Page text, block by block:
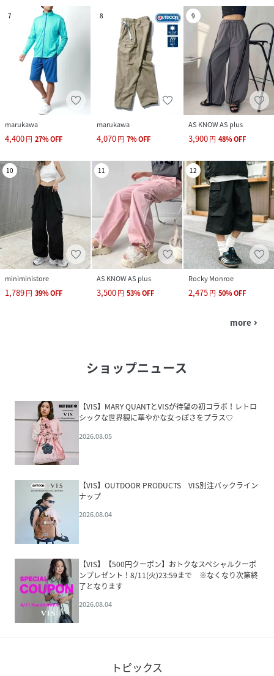
7
marukawa
4,400円 27%OFF
8
marukawa
4,070円 7%OFF
9
AS KNOW AS plus
3,900円 48%OFF
10
miniministore
1,789円 39%OFF
11
AS KNOW AS plus
3,500円 53%OFF
12
Rocky Monroe
2,475円 50%OFF
more navigate_next
ショップニュース
【VIS】MARY QUANTとVISが待望の初コラボ！レトロ
シックな世界観に華やかな女っぽさをプラス♡
2026.08.05
【VIS】OUTDOOR PRODUCTS VIS別注バックライン
ナップ
2026.08.04
【VIS】【500円クーポン】おトクなスペシャルクーポ
ンプレゼント！8/11(火)23:59まで ※なくなり次第終
了となります
2026.08.04
トピックス